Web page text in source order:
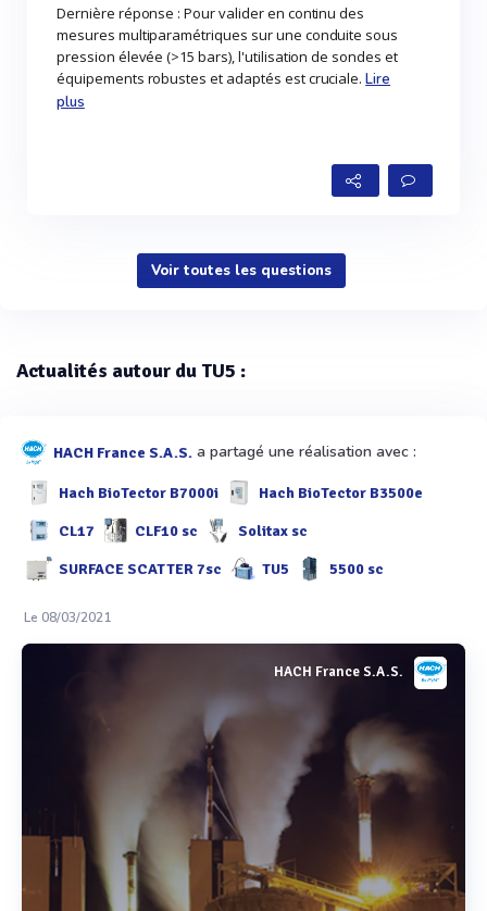
Dernière réponse : Pour valider en continu des
mesures multiparamétriques sur une conduite sous
pression élevée (>15 bars), l'utilisation de sondes et
équipements robustes et adaptés est cruciale.Lire
plus
Voir toutes les questions
Actualités autour du TU5 :
HACH France S.A.S. a partagé une réalisation avec :
Hach BioTector B7000i Hach BioTector B3500e
CL17 CLF10 sc Solitax sc
SURFACE SCATTER 7sc TU5 5500 sc
Le 08/03/2021
HACH France S.A.S.